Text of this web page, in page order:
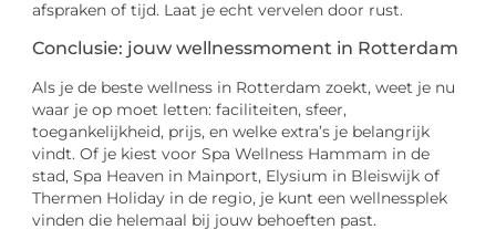
afspraken of tijd. Laat je echt vervelen door rust.
Conclusie: jouw wellnessmoment in Rotterdam
Als je de beste wellness in Rotterdam zoekt, weet je nu
waar je op moet letten: faciliteiten, sfeer,
toegankelijkheid, prijs, en welke extra’s je belangrijk
vindt. Of je kiest voor Spa Wellness Hammam in de
stad, Spa Heaven in Mainport, Elysium in Bleiswijk of
Thermen Holiday in de regio, je kunt een wellnessplek
vinden die helemaal bij jouw behoeften past.